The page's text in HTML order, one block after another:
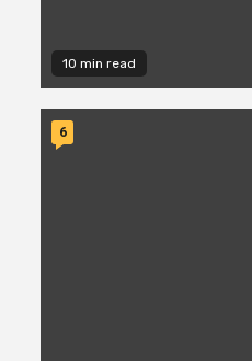
10 min read
6